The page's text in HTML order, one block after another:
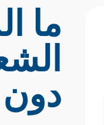
ما
دون